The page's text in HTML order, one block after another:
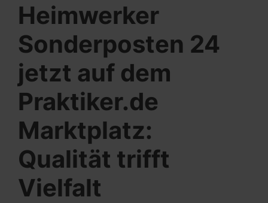
Heimwerker
Sonderposten 24
jetzt auf dem
Praktiker.de
Marktplatz:
Qualität trifft
Vielfalt